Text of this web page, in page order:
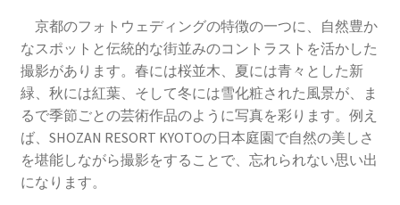
京都のフォトウェディングの特徴の一つに、自然豊か
なスポットと伝統的な街並みのコントラストを活かした
撮影があります。春には桜並木、夏には青々とした新
緑、秋には紅葉、そして冬には雪化粧された風景が、ま
るで季節ごとの芸術作品のように写真を彩ります。例え
ば、SHOZAN RESORT KYOTOの日本庭園で自然の美しさ
を堪能しながら撮影をすることで、忘れられない思い出
になります。